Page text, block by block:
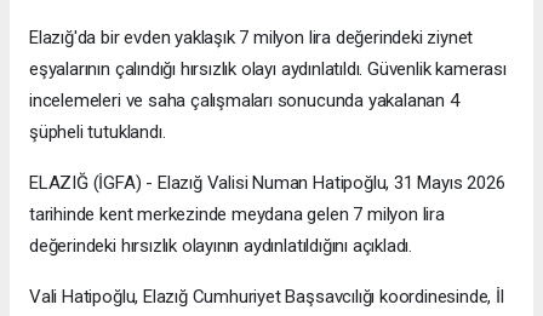
Elazığ'da bir evden yaklaşık 7 milyon lira değerindeki ziynet
eşyalarının çalındığı hırsızlık olayı aydınlatıldı. Güvenlik kamerası
incelemeleri ve saha çalışmaları sonucunda yakalanan 4
şüpheli tutuklandı.
ELAZIĞ (İGFA) - Elazığ Valisi Numan Hatipoğlu, 31 Mayıs 2026
tarihinde kent merkezinde meydana gelen 7 milyon lira
değerindeki hırsızlık olayının aydınlatıldığını açıkladı.
Vali Hatipoğlu, Elazığ Cumhuriyet Başsavcılığı koordinesinde, İl